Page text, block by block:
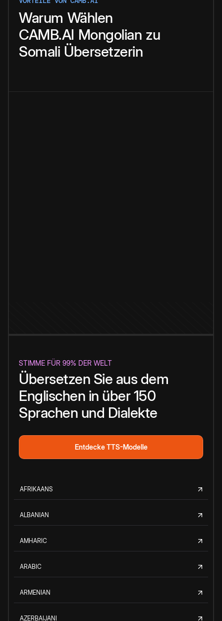
Warum Wählen
CAMB.AI Mongolian zu
Somali Übersetzerin
STIMME FÜR 99% DER WELT
Übersetzen Sie aus dem
Englischen in über 150
Sprachen und Dialekte
Entdecke TTS-Modelle
AFRIKAANS
ALBANIAN
AMHARIC
ARABIC
ARMENIAN
AZERBAIJANI